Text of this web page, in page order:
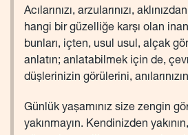
Acılarınızı, arzularınızı,
hangi bir güzelliğe karşı olan
bunları, içten, usul usul, alçak
anlatın; anlatabilmek için de,
düşlerinizin görülerini,
Günlük yaşamınız size zengin
yakınmayın. Kendinizden